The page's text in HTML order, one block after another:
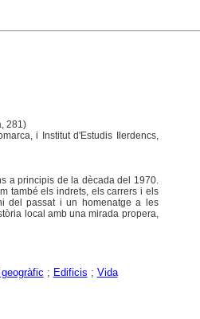
281)
i Institut d'Estudis Ilerdencs,
a principis de la dècada del 1970.
també els indrets, els carrers i els
del passat i un homenatge a les
local amb una mirada propera,
; Edificis ; Vida